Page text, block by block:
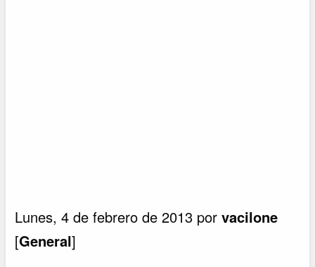
Lunes, 4 de febrero de 2013 porvacilone
[General]